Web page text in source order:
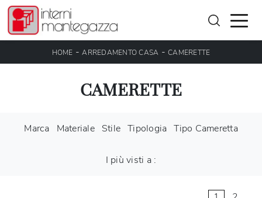
HOME -ARREDAMENTO CASA -CAMERETTE
CAMERETTE
Marca Materiale Stile Tipologia Tipo Cameretta
I più visti a :